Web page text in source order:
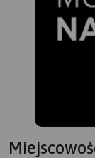
urządzenia
wydania 2022